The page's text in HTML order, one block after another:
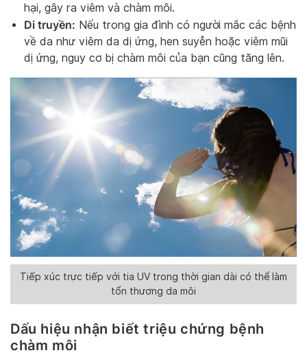
hại, gây ra viêm và chàm môi.
Di truyền: Nếu trong gia đình có người mắc các bệnh
về da như viêm da dị ứng, hen suyễn hoặc viêm mũi
dị ứng, nguy cơ bị chàm môi của bạn cũng tăng lên.
Tiếp xúc trực tiếp với tia UV trong thời gian dài có thể làm
tổn thương da môi
Dấu hiệu nhận biết triệu chứng bệnh
chàm môi